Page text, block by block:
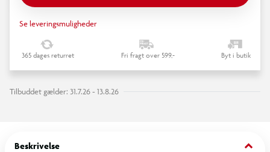
Se leveringsmuligheder
365 dages returret Fri fragt over 599,- Byt i butik
Tilbuddet gælder: 31.7.26 - 13.8.26
Beskrivelse keyboard_arrow_down